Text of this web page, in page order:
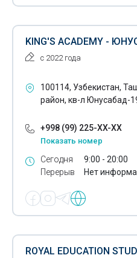
KING'S ACADEMY -
с 2022 года
100114, Узбекистан,
район, кв-л Юнусабад-
+998 (99) 225-XX-XX
Показать номер
Сегодня
Перерыв
9:00 - 20:00
Нет
ROYAL EDUCATION